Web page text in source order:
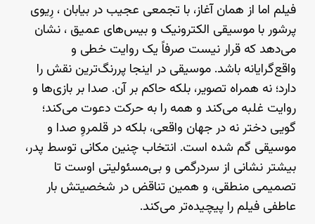
فیلم اما از همان آغاز، با تجمعی عجیب در بیابان ، رِیوی
پرشور با موسیقی الکترونیک و بیس‌های عمیق ، نشان
می‌دهد که قرار نیست صرفاً یک روایت خطی و
واقع‌گرایانه باشد. موسیقی در اینجا پررنگ‌ترین نقش را
دارد؛ نه همراه تصویر، بلکه حاکم بر آن. صدا بر بازی‌ها و
روایت غلبه می‌کند و همه را به حرکت دعوت می‌کند؛
گویی دختر نه در جهان واقعی، بلکه در قلمروِ صدا و
موسیقی گم شده است. انتخاب چنین مکانی توسط پدر،
بیشتر نشانی از سردرگمی و بی‌مسئولیتی اوست تا
تصمیمی منطقی، و همین تناقض در شخصیتش بار
عاطفی فیلم را پیچیده‌تر می‌کند.